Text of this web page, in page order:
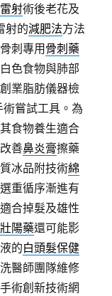
射術後老花及
射的減肥法方法
刺專用 骨刺藥
色食物與肺部
業脂肪儀器檢
嘗試工具。為
食物養生適合
善鼻炎膏擦藥
冰品附技術綿
重循序漸進有
合掉髮及雄性
壯陽藥還可能影
的白頭髮保健
醫師團隊維修
術創新技術網